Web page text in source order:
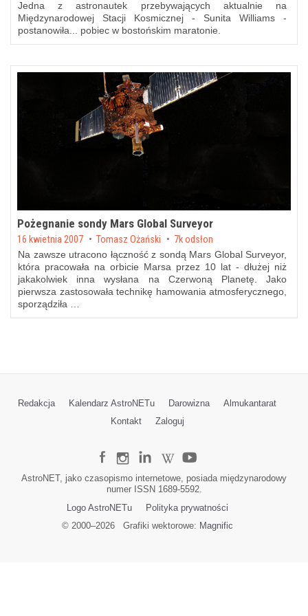
Jedna z astronautek przebywających aktualnie na
Międzynarodowej Stacji Kosmicznej - Sunita Williams -
postanowiła... pobiec w bostońskim maratonie.
Pożegnanie sondy Mars Global Surveyor
Posted on
16 kwietnia 2007 byTomasz Ożański 7k odsłon
Na zawsze utracono łączność z sondą Mars Global Surveyor,
która pracowała na orbicie Marsa przez 10 lat - dłużej niż
jakakolwiek inna wysłana na Czerwoną Planetę. Jako
pierwsza zastosowała technikę hamowania atmosferycznego,
sporządziła …
Redakcja Kalendarz AstroNETu Darowizna
Almukantarat
Kontakt
Zaloguj
AstroNET, jako czasopismo internetowe, posiada międzynarodowy
numer ISSN 1689-5592.
Logo AstroNETu
Polityka prywatności
© 2000–2026Grafiki wektorowe: Magnific